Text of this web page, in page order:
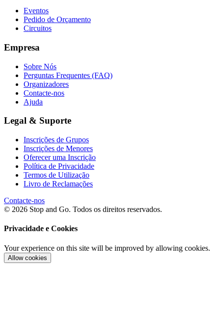
Eventos
Pedido de Orçamento
Circuitos
Empresa
Sobre Nós
Perguntas Frequentes (FAQ)
Organizadores
Contacte-nos
Ajuda
Legal & Suporte
Inscrições de Grupos
Inscrições de Menores
Oferecer uma Inscrição
Política de Privacidade
Termos de Utilização
Livro de Reclamações
Contacte-nos
© 2026 Stop and Go. Todos os direitos reservados.
Privacidade e Cookies
Your experience on this site will be improved by allowing cookies.
Allow cookies